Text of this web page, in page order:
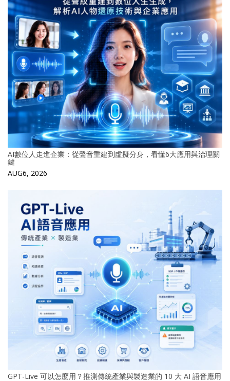
AI數位人走進企業：從聲音重建到虛擬分身，看懂6大應用與治理關
鍵
AUG6, 2026
GPT-Live 可以怎麼用？推測傳統產業與製造業的 10 大 AI 語音應用